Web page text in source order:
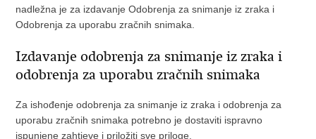
nadležna je za izdavanje Odobrenja za snimanje iz zraka i
Odobrenja za uporabu zračnih snimaka.
Izdavanje odobrenja za snimanje iz zraka i
odobrenja za uporabu zračnih snimaka
Za ishođenje odobrenja za snimanje iz zraka i odobrenja za
uporabu zračnih snimaka potrebno je dostaviti ispravno
ispunjene zahtjeve i priložiti sve priloge.